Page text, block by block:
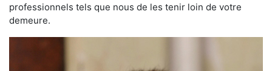
professionnels tels que nous de les tenir loin de votre
demeure.